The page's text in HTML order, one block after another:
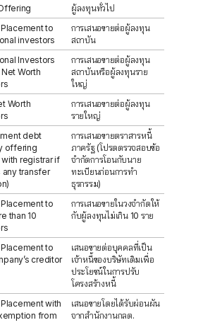
ผู้ลงทุนทั่วไป
to
investors
การเสนอขายต่อผู้ลงทุน
สถาบัน
Investors
Worth
การเสนอขายต่อผู้ลงทุน
สถาบันหรือผู้ลงทุนราย
ใหญ่
Worth
การเสนอขายต่อผู้ลงทุน
รายใหญ่
debt
offering
with registrar if
any transfer
การเสนอขายตราสารหนี้
ภาครัฐ (โปรดตรวจสอบข้อ
จำกัดการโอนกับนาย
ทะเบียนก่อนการทำ
ธุรกรรม)
to
than 10
การเสนอขายในวงจำกัดให้
กับผู้ลงทุนไม่เกิน 10 ราย
to
creditor
เสนอขายต่อบุคคลที่เป็น
เจ้าหนี้ของบริษัทเดิมเพื่อ
ประโยชน์ในการปรับ
โครงสร้างหนี้
with
from
เสนอขายโดยได้รับผ่อนผัน
จากสำนักงานกลต.